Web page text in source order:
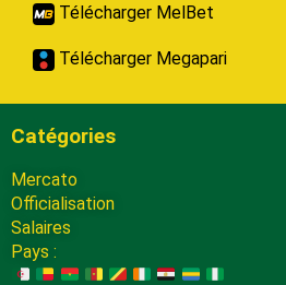
Télécharger MelBet
Télécharger Megapari
Catégories
Mercato
Officialisation
Salaires
Pays :